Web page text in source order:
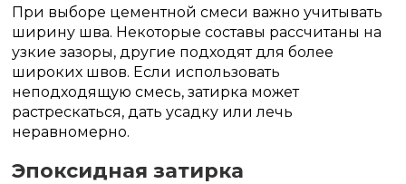
При выборе цементной смеси важно учитывать
ширину шва. Некоторые составы рассчитаны на
узкие зазоры, другие подходят для более
широких швов. Если использовать
неподходящую смесь, затирка может
растрескаться, дать усадку или лечь
неравномерно.
Эпоксидная затирка